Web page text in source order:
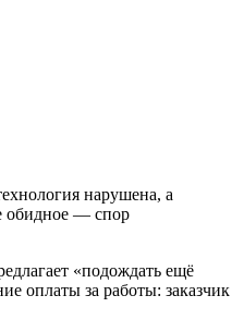
нарушена, а
обидное — спор
«подождать ещё
оплаты за работы: заказчик